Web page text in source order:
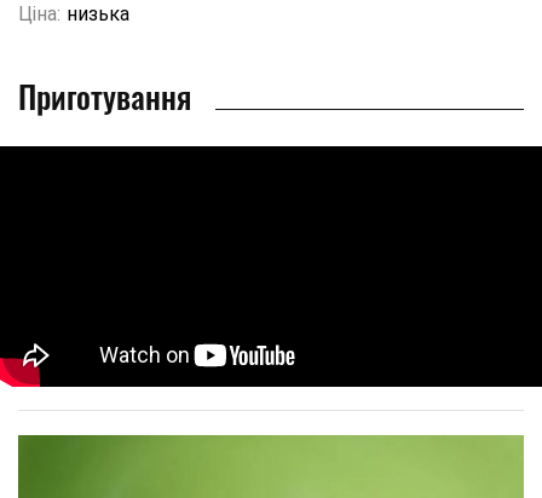
Ціна: низька
Приготування